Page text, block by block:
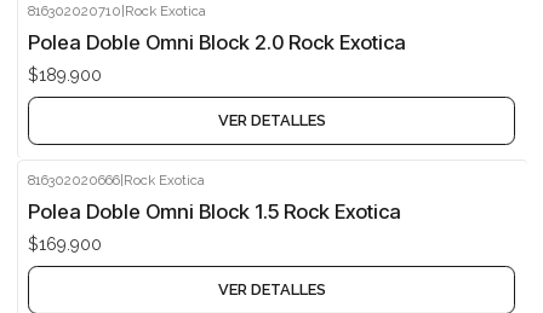
816302020710|Rock Exotica
Polea Doble Omni Block 2.0 Rock Exotica
$189.900
VER DETALLES
816302020666|Rock Exotica
Polea Doble Omni Block 1.5 Rock Exotica
$169.900
VER DETALLES